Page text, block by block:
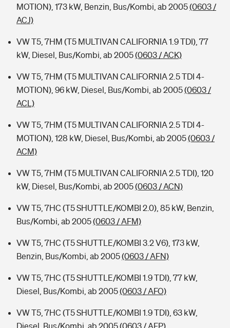
MOTION), 173 kW, Benzin, Bus/Kombi, ab 2005(0603 /
ACJ)
VW T5, 7HM (T5 MULTIVAN CALIFORNIA 1.9 TDI), 77
kW, Diesel, Bus/Kombi, ab 2005(0603 / ACK)
VW T5, 7HM (T5 MULTIVAN CALIFORNIA 2.5 TDI 4-
MOTION), 96 kW, Diesel, Bus/Kombi, ab 2005(0603 /
ACL)
VW T5, 7HM (T5 MULTIVAN CALIFORNIA 2.5 TDI 4-
MOTION), 128 kW, Diesel, Bus/Kombi, ab 2005(0603 /
ACM)
VW T5, 7HM (T5 MULTIVAN CALIFORNIA 2.5 TDI), 120
kW, Diesel, Bus/Kombi, ab 2005(0603 / ACN)
VW T5, 7HC (T5 SHUTTLE/KOMBI 2.0), 85 kW, Benzin,
Bus/Kombi, ab 2005(0603 / AFM)
VW T5, 7HC (T5 SHUTTLE/KOMBI 3.2 V6), 173 kW,
Benzin, Bus/Kombi, ab 2005(0603 / AFN)
VW T5, 7HC (T5 SHUTTLE/KOMBI 1.9 TDI), 77 kW,
Diesel, Bus/Kombi, ab 2005(0603 / AFO)
VW T5, 7HC (T5 SHUTTLE/KOMBI 1.9 TDI), 63 kW,
Diesel, Bus/Kombi, ab 2005(0603 / AFP)